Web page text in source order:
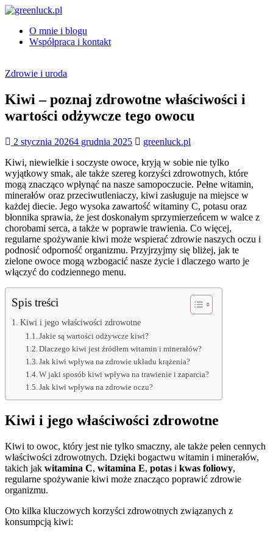
Skip
content
greenluck.pl
O mnie i blogu
Współpraca i kontakt
Zdrowie i uroda
Kiwi – poznaj zdrowotne właściwości i
wartości odżywcze tego owocu
2 stycznia 20264 grudnia 2025
greenluck.pl
Kiwi, niewielkie i soczyste owoce, kryją w sobie nie tylko
wyjątkowy smak, ale także szereg korzyści zdrowotnych, które
mogą znacząco wpłynąć na nasze samopoczucie. Pełne witamin,
minerałów oraz przeciwutleniaczy, kiwi zasługuje na miejsce w
każdej diecie. Jego wysoka zawartość witaminy C, potasu oraz
błonnika sprawia, że jest doskonałym sprzymierzeńcem w walce z
chorobami serca, a także w poprawie trawienia. Co więcej,
regularne spożywanie kiwi może wspierać zdrowie naszych oczu i
podnosić odporność organizmu. Przyjrzyjmy się bliżej, jak te
zielone owoce mogą wzbogacić nasze życie i dlaczego warto je
włączyć do codziennego menu.
Spis treści
Kiwi i jego właściwości zdrowotne
Jakie są wartości odżywcze kiwi?
Dlaczego kiwi jest źródłem witamin i minerałów?
Jak kiwi wpływa na zdrowie układu krążenia?
W jaki sposób kiwi wpływa na trawienie i zaparcia?
Jak kiwi wpływa na zdrowie oczu?
Kiwi i jego właściwości zdrowotne
Kiwi to owoc, który jest nie tylko smaczny, ale także pełen cennych
właściwości zdrowotnych. Dzięki bogactwu witamin i minerałów,
takich jak witamina C, witamina E, potas i kwas foliowy,
regularne spożywanie kiwi może znacząco poprawić zdrowie
organizmu.
Oto kilka kluczowych korzyści zdrowotnych związanych z
konsumpcją kiwi: